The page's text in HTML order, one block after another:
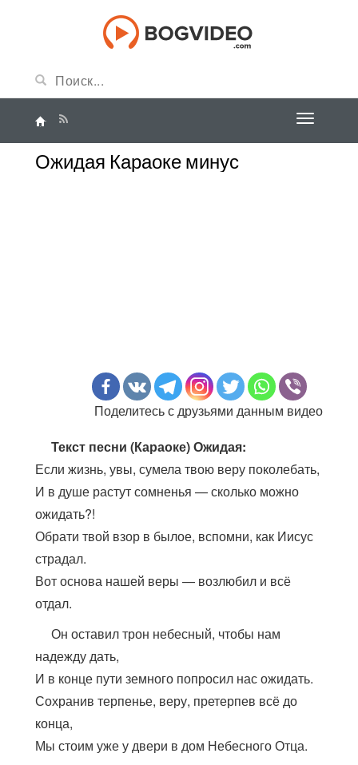
Ожидая Караоке минус
Поделитесь с друзьями данным видео
Текст песни (Караоке) Ожидая:
Если жизнь, увы, сумела твою веру поколебать,
И в душе растут сомненья — сколько можно
ожидать?!
Обрати твой взор в былое, вспомни, как Иисус
страдал.
Вот основа нашей веры — возлюбил и всё
отдал.
Он оставил трон небесный, чтобы нам
надежду дать,
И в конце пути земного попросил нас ожидать.
Сохранив терпенье, веру, претерпев всё до
конца,
Мы стоим уже у двери в дом Небесного Отца.